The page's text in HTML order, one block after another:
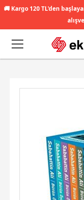
🚚 Kargo 120 TL'den